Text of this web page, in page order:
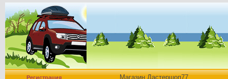
Регистрация Магазин Дастершоп77